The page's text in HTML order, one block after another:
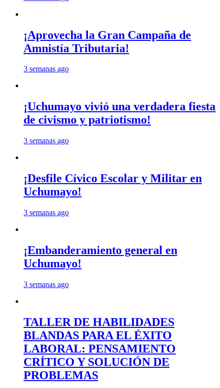
¡Aprovecha la Gran Campaña de
Amnistía Tributaria!
3 semanas ago
¡Uchumayo vivió una verdadera fiesta
de civismo y patriotismo!
3 semanas ago
¡Desfile Cívico Escolar y Militar en
Uchumayo!
3 semanas ago
¡Embanderamiento general en
Uchumayo!
3 semanas ago
TALLER DE HABILIDADES
BLANDAS PARA EL ÉXITO
LABORAL: PENSAMIENTO
CRÍTICO Y SOLUCIÓN DE
PROBLEMAS